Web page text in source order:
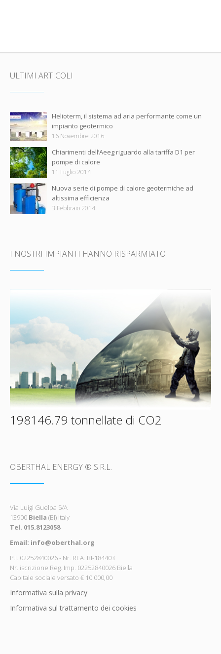
ULTIMI ARTICOLI
Helioterm, il sistema ad aria performante come un
impianto geotermico
16 Novembre 2016
Chiarimenti dell’Aeeg riguardo alla tariffa D1 per
pompe di calore
11 Luglio 2014
Nuova serie di pompe di calore geotermiche ad
altissima efficienza
3 Febbraio 2014
I NOSTRI IMPIANTI HANNO RISPARMIATO
198146.79 tonnellate di CO2
OBERTHAL ENERGY ® S.R.L.
Via Luigi Guelpa 5/A
13900 Biella (BI) Italy
Tel. 015.8123058
Email: info@oberthal.org
P.I. 02252840026 - Nr. REA: BI-184403
Nr. iscrizione Reg. Imp. 02252840026 Biella
Capitale sociale versato € 10.000,00
Informativa sulla privacy
Informativa sul trattamento dei cookies